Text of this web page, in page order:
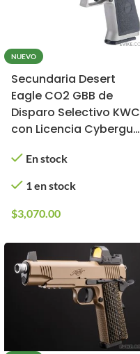
NUEVO
Secundaria Desert
Eagle CO2 GBB de
Disparo Selectivo KWC
con Licencia Cybergun
para Airsoft
En stock
1 en stock
$3,070.00